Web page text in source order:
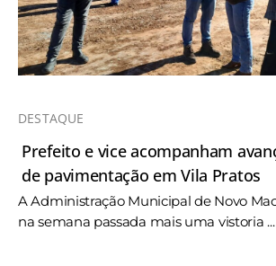
DESTAQUE
Prefeito e vice acompanham
de pavimentação em Vila Pratos
A Administração Municipal de Novo
na semana passada mais uma vistoria ...